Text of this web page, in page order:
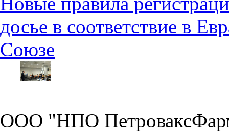
досье в соответствие в
Союзе
ООО "НПО